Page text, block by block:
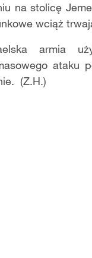
na stolicę
wciąż
armia
ataku
(Z.H.)